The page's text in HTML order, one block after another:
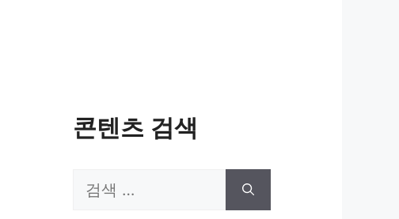
콘텐츠 검색
검